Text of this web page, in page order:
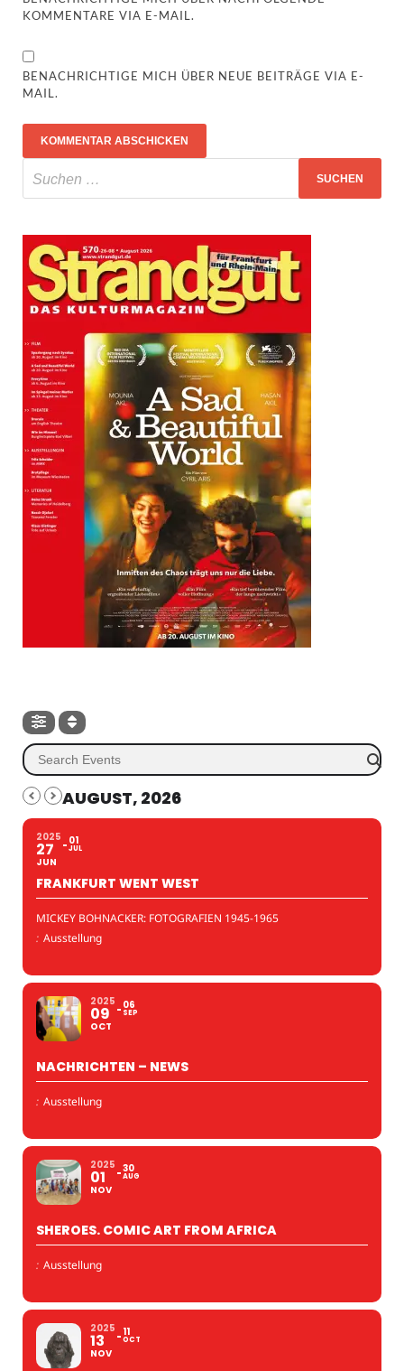
KOMMENTARE VIA E-MAIL.
BENACHRICHTIGE MICH ÜBER NEUE BEITRÄGE VIA E-
MAIL.
AUGUST, 2026
2025
27
JUN
01
JUL
FRANKFURT WENT WEST
MICKEY BOHNACKER: FOTOGRAFIEN 1945-1965
: Ausstellung
2025
09
OCT
06
SEP
NACHRICHTEN – NEWS
: Ausstellung
2025
01
NOV
30
AUG
SHEROES. COMIC ART FROM AFRICA
: Ausstellung
2025
13
NOV
11
OCT